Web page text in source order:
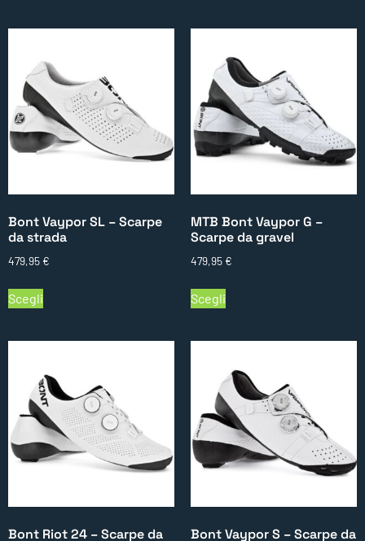
Bont Vaypor SL – Scarpe
da strada
479,95 €
Scegli
MTB Bont Vaypor G –
Scarpe da gravel
479,95 €
Scegli
Bont Riot 24 – Scarpe da
Bont Vaypor S – Scarpe da